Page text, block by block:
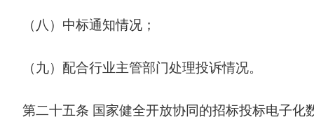
（八）中标通知情况；
（九）配合行业主管部门处理投诉情况。
第二十五条 国家健全开放协同的招标投标电子